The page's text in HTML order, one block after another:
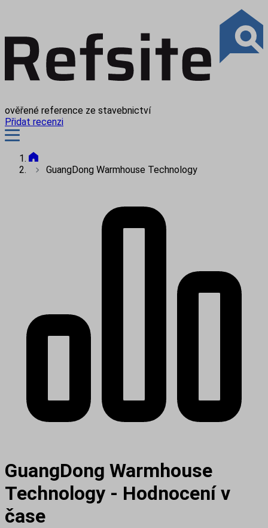
ověřené reference ze stavebnictví
Přidat recenzi
GuangDong Warmhouse Technology
GuangDong Warmhouse
Technology - Hodnocení v
čase